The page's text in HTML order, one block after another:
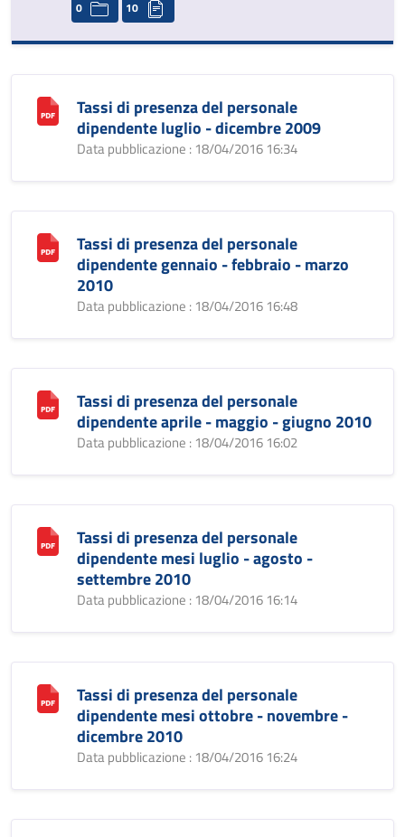
0 10
Tassi di presenza del personale
dipendente luglio - dicembre 2009
Data pubblicazione : 18/04/2016 16:34
Tassi di presenza del personale
dipendente gennaio - febbraio - marzo
2010
Data pubblicazione : 18/04/2016 16:48
Tassi di presenza del personale
dipendente aprile - maggio - giugno 2010
Data pubblicazione : 18/04/2016 16:02
Tassi di presenza del personale
dipendente mesi luglio - agosto -
settembre 2010
Data pubblicazione : 18/04/2016 16:14
Tassi di presenza del personale
dipendente mesi ottobre - novembre -
dicembre 2010
Data pubblicazione : 18/04/2016 16:24